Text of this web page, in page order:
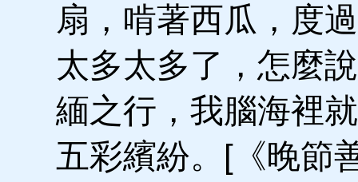
扇，啃著西瓜，度
太多太多了，怎麼
緬之行，我腦海裡
五彩繽紛。[《晚